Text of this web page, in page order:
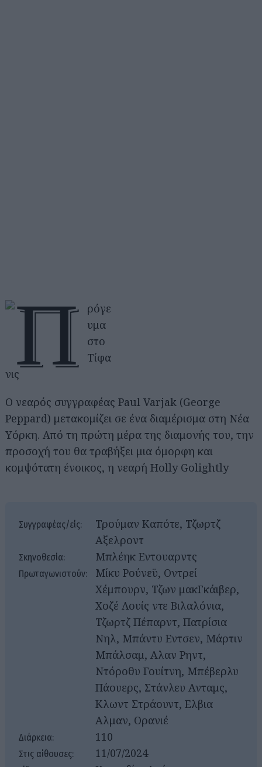
Ο νεαρός συγγραφέας Paul Varjak (George
Peppard) μετακομίζει σε ένα διαμέρισμα στη Νέα
Υόρκη. Από τη πρώτη μέρα της διαμονής του, την
προσοχή του θα τραβήξει μια όμορφη και
κομψότατη ένοικος, η νεαρή Holly Golightly
Συγγραφέας/είς:
Τρούμαν Καπότε, Τζωρτζ
Αξελροντ
Σκηνοθεσία: Μπλέηκ Εντουαρντς
Πρωταγωνιστούν:
Μίκυ Ρούνεϋ, Οντρεί
Χέμπουρν, Τζων μακΓκάιβερ,
Χοζέ Λουίς ντε Βιλαλόνια,
Τζωρτζ Πέπαρντ, Πατρίσια
Νηλ, Μπάντυ Εντσεν, Μάρτιν
Μπάλσαμ, Αλαν Ρηντ,
Ντόροθυ Γουίτνη, Μπέβερλυ
Πάουερς, Στάνλευ Ανταμς,
Κλωντ Στράουντ, Ελβια
Αλμαν, Ορανιέ
Διάρκεια: 110
Στις αίθουσες: 11/07/2024